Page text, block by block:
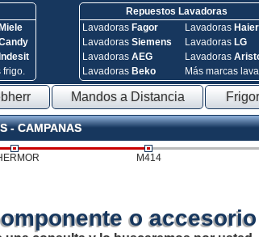
Miele
Indesit
frigo.
Repuestos Lavadoras
Lavadoras Fagor
Lavadoras Siemens
Lavadoras AEG
Lavadoras Beko
Lavadoras Haier
Lavadoras LG
Lavadoras
Más marcas
Mandos a Distancia
- CAMPANAS
M414
o accesorio